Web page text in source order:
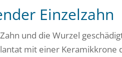
Einzelzahn
und die Wurzel
mit einer Keramikkrone